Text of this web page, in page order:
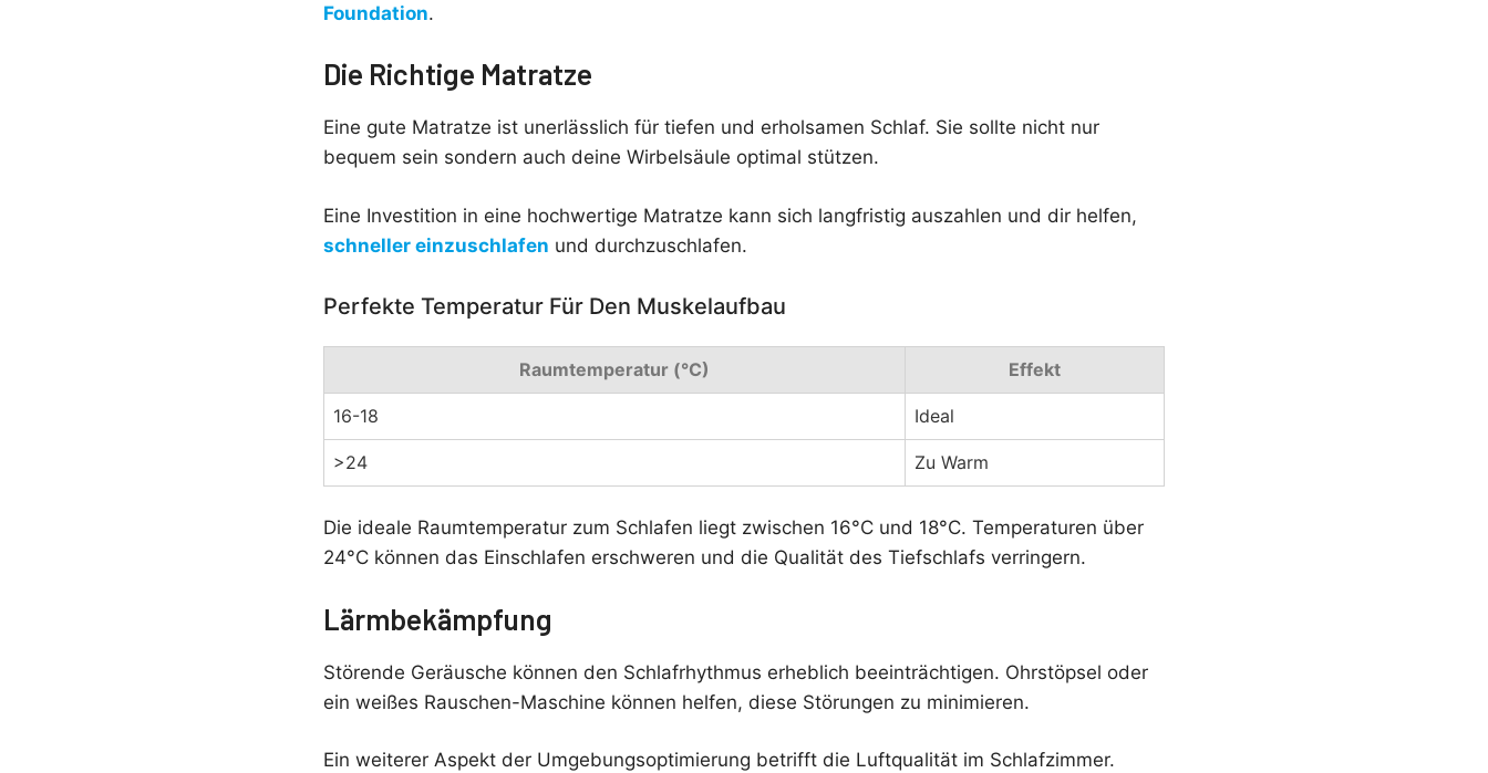
Foundation.
Die Richtige Matratze
Eine gute Matratze ist unerlässlich für tiefen und erholsamen Schlaf. Sie sollte nicht nur
bequem sein sondern auch deine Wirbelsäule optimal stützen.
Eine Investition in eine hochwertige Matratze kann sich langfristig auszahlen und dir helfen,
schneller einzuschlafen und durchzuschlafen.
Perfekte Temperatur Für Den Muskelaufbau
Raumtemperatur (°C) Effekt
16-18 Ideal
>24 Zu Warm
Die ideale Raumtemperatur zum Schlafen liegt zwischen 16°C und 18°C. Temperaturen über
24°C können das Einschlafen erschweren und die Qualität des Tiefschlafs verringern.
Lärmbekämpfung
Störende Geräusche können den Schlafrhythmus erheblich beeinträchtigen. Ohrstöpsel oder
ein weißes Rauschen-Maschine können helfen, diese Störungen zu minimieren.
Ein weiterer Aspekt der Umgebungsoptimierung betrifft die Luftqualität im Schlafzimmer.